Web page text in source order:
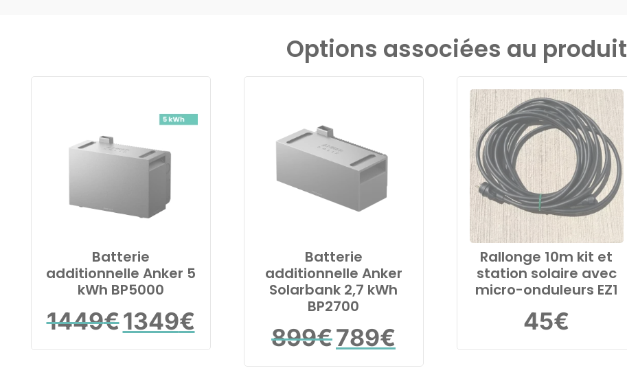
Options associées au produit
Batterie
additionnelle Anker 5
kWh BP5000
1449€ Le
prix
initial
1349€Le
prix
actuel
Batterie
additionnelle Anker
Solarbank 2,7 kWh
BP2700
899€ Le
prix
initial
789€prix
actuel
Rallonge 10m kit et
station solaire avec
micro-onduleurs EZ1
45€